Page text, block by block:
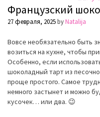
Французский
27 февраля, 2025byNatalija
Вовсе необязательно быть
возиться на кухне, чтобы
Особенно, если
шоколадный тарт из
проще простого. Самое
немного застынет и можно
кусочек… или два. 😉